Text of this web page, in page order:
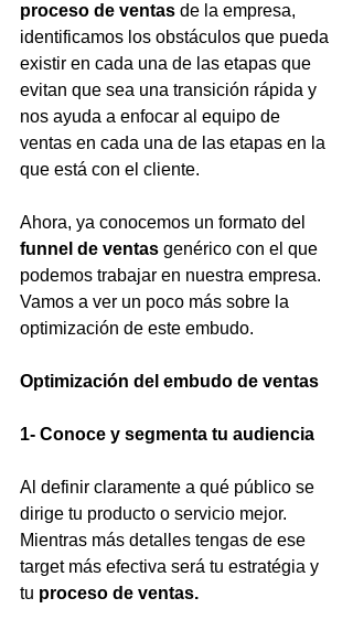
proceso de ventas de la empresa,
identificamos los obstáculos que pueda
existir en cada una de las etapas que
evitan que sea una transición rápida y
nos ayuda a enfocar al equipo de
ventas en cada una de las etapas en la
que está con el cliente.
Ahora, ya conocemos un formato del
funnel de ventas genérico con el que
podemos trabajar en nuestra empresa.
Vamos a ver un poco más sobre la
optimización de este embudo.
Optimización del embudo de ventas
1- Conoce y segmenta tu audiencia
Al definir claramente a qué público se
dirige tu producto o servicio mejor.
Mientras más detalles tengas de ese
target más efectiva será tu estratégia y
tu proceso de ventas.